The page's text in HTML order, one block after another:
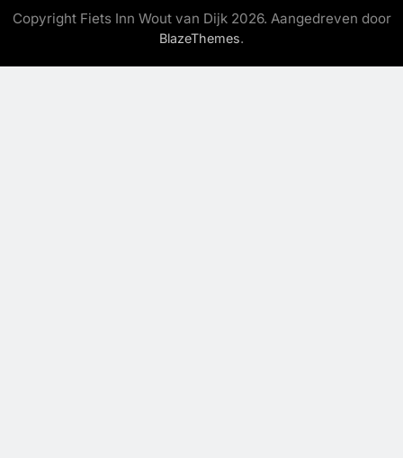
Copyright Fiets Inn Wout van Dijk 2026. Aangedreven door
BlazeThemes.